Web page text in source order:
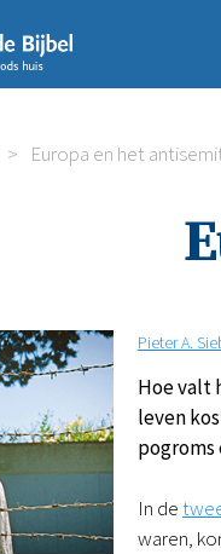
Europa en het
Pieter A.
Hoe valt
leven
In de
waren,